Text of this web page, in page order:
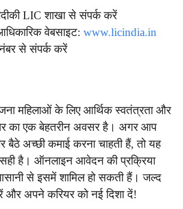
LIC शाखा से संपर्क करें
वेबसाइट: www.licindia.in
से संपर्क करें
महिलाओं के लिए आर्थिक स्वतंत्रता और
का एक बेहतरीन अवसर है। अगर आप
बैठे अच्छी कमाई करना चाहती हैं, तो यह
है। ऑनलाइन आवेदन की प्रक्रिया
से इसमें शामिल हो सकती हैं। जल्द
अपने करियर को नई दिशा दें!